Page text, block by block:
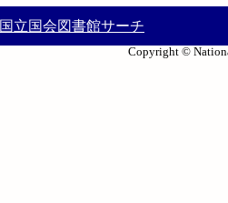
国立国会図書館サーチ
Copyright ©